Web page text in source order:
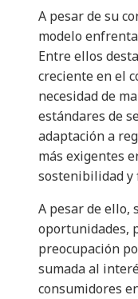
A pesar de su
modelo
Entre ellos
creciente en el
necesidad de
estándares de
adaptación a
más exigentes
sostenibilidad y
A pesar de ello,
oportunidades,
preocupación
sumada al
consumidores